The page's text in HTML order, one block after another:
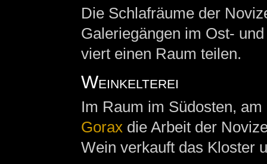
Die Schlafräume der
Galeriegängen im Ost-
viert einen Raum teilen.
Weinkelterei
Im Raum im Südosten,
Goraxdie Arbeit der
Wein verkauft das Kloster